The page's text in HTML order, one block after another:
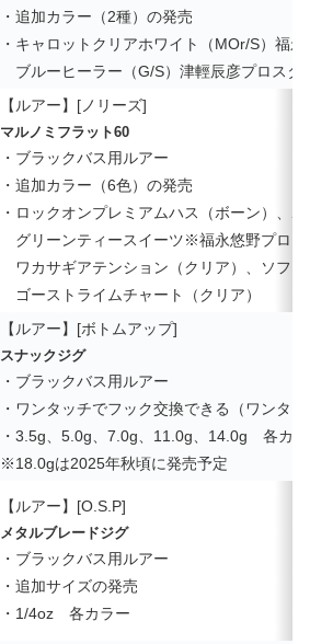
・追加カラー（2種）の発売
・キャロットクリアホワイト（MOr/S）福
ブルーヒーラー（G/S）津輕辰彦プロスタ
【ルアー】[ノリーズ]
マルノミフラット60
・ブラックバス用ルアー
・追加カラー（6色）の発売
・ロックオンプレミアムハス（ボーン）、
グリーンティースイーツ※福永悠野プロス
ワカサギアテンション（クリア）、ソフ
ゴーストライムチャート（クリア）
【ルアー】[ボトムアップ]
スナックジグ
・ブラックバス用ルアー
・ワンタッチでフック交換できる（ワンタ
・3.5g、5.0g、7.0g、11.0g、14.0g 各カ
※18.0gは2025年秋頃に発売予定
【ルアー】[O.S.P]
メタルブレードジグ
・ブラックバス用ルアー
・追加サイズの発売
・1/4oz 各カラー